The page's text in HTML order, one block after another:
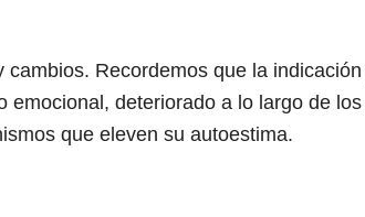
Recordemos que la
deteriorado a lo largo de
que eleven su autoestima.